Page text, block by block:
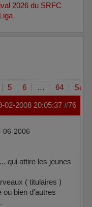
2026 du SRFC
5 6 … 64
#76
02-2008 20:05:37
06-2006
qui attire les jeunes
( titulaires )
ou bien d'autres